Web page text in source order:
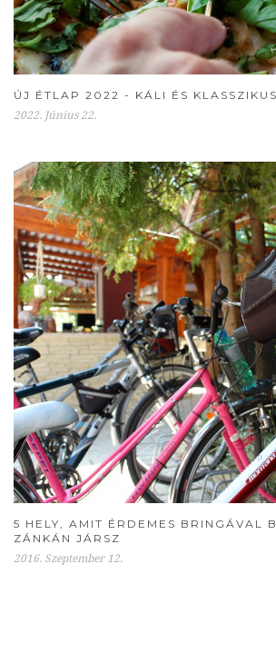
ÚJ ÉTLAP 2022 - KÁLI ÉS
2022. Június 22.
5 HELY, AMIT ÉRDEMES BRINGÁVAL
ZÁNKÁN JÁRSZ
2016. Szeptember 12.